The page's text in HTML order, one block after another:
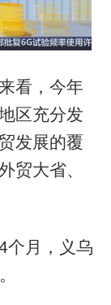
看，今年
区充分发
发展的覆
贸大省、
月，义乌